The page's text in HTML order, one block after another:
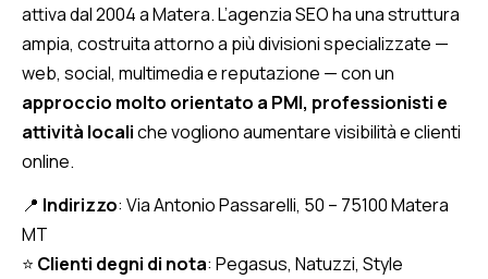
attiva dal 2004 a Matera. L’agenzia SEO ha una struttura
ampia, costruita attorno a più divisioni specializzate —
web, social, multimedia e reputazione — con un
approccio molto orientato a PMI, professionisti e
attività localiche vogliono aumentare visibilità e clienti
online.
📍 Indirizzo: Via Antonio Passarelli, 50 – 75100 Matera
MT
⭐ Clienti degni di nota: Pegasus, Natuzzi, Style